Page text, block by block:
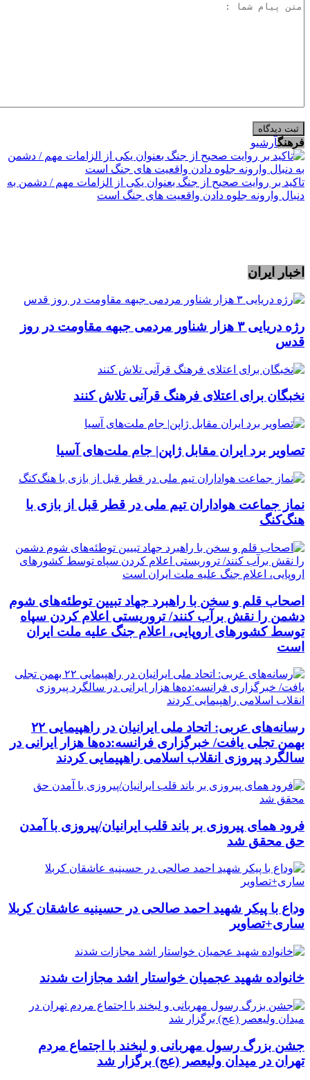
فرهنگآرشیو
تاکید بر روایت صحیح از جنگ بعنوان یکی از الزامات مهم / دشمن به
دنبال وارونه جلوه دادن واقعیت های جنگ است
اخبار ایران
رژه دریایی ۳ هزار شناور مردمی جبهه مقاومت در روز
قدس
نخبگان برای اعتلای فرهنگ قرآنی تلاش کنند
تصاویر برد ایران مقابل ژاپن| جام ملت‌های آسیا
نماز جماعت هواداران تیم ملی در قطر قبل از بازی با
هنگ‌کنگ
اصحاب قلم و سخن با راهبرد جهاد تبیین توطئه‌های شوم
دشمن را نقش برآب کنند/ تروریستی اعلام کردن سپاه
توسط کشورهای اروپایی، اعلام جنگ علیه ملت ایران
است
رسانه‌های عربی: اتحاد ملی ایرانیان در راهپیمایی ۲۲
بهمن تجلی یافت/ خبرگزاری فرانسه:ده‌ها هزار ایرانی در
سالگرد پیروزی انقلاب اسلامی راهپیمایی کردند
فرود همای پیروزی بر باند قلب ایرانیان/پیروزی با آمدن
حق محقق شد
وداع با پیکر شهید احمد صالحی‌ در حسینیه عاشقان کربلا
ساری+تصاویر
خانواده شهید عجمیان خواستار اشد مجازات شدند
جشن بزرگ رسول مهربانی و لبخند با اجتماع مردم
تهران در میدان ولیعصر (عج) برگزار شد